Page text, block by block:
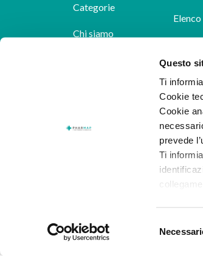
Questo
Ti
Cookie
Cookie
prevede
Ti
Al
dettaglio
del
Categorie
Chi siamo
Il nostro blog